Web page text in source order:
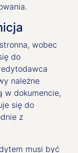
wobec
do
należne
w dokumencie,
się do
z
musi być